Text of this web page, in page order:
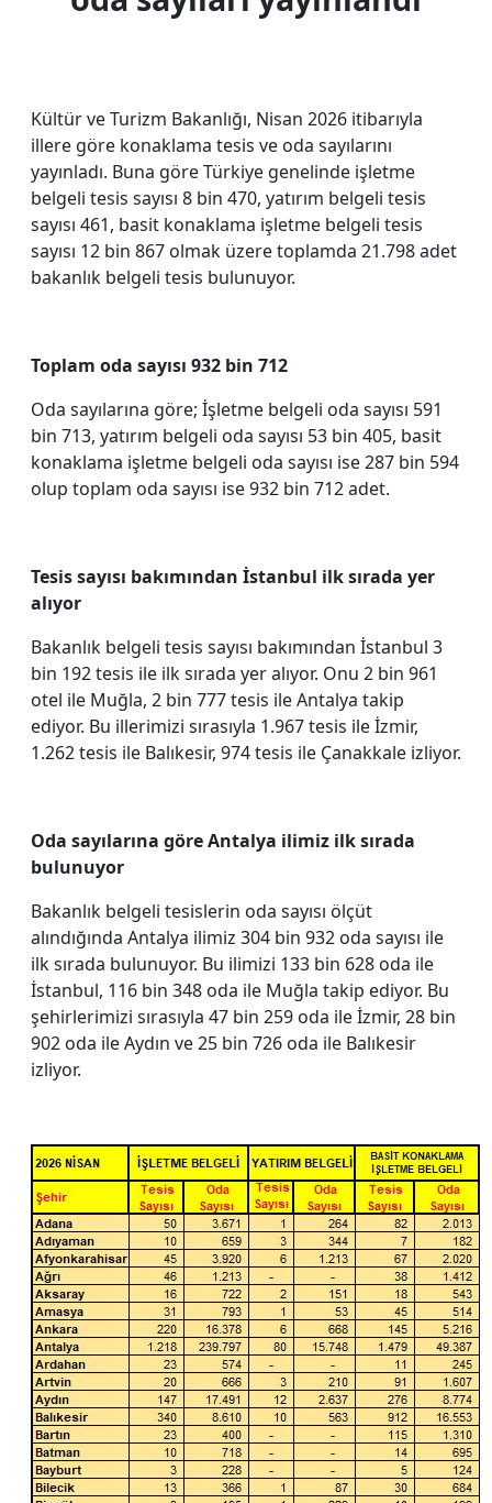
Kültür ve Turizm Bakanlığı, Nisan 2026 itibarıyla
illere göre konaklama tesis ve oda sayılarını
yayınladı. Buna göre Türkiye genelinde işletme
belgeli tesis sayısı 8 bin 470, yatırım belgeli tesis
sayısı 461, basit konaklama işletme belgeli tesis
sayısı 12 bin 867 olmak üzere toplamda 21.798 adet
bakanlık belgeli tesis bulunuyor.
Toplam oda sayısı 932 bin 712
Oda sayılarına göre; İşletme belgeli oda sayısı 591
bin 713, yatırım belgeli oda sayısı 53 bin 405, basit
konaklama işletme belgeli oda sayısı ise 287 bin 594
olup toplam oda sayısı ise 932 bin 712 adet.
Tesis sayısı bakımından İstanbul ilk sırada yer
alıyor
Bakanlık belgeli tesis sayısı bakımından İstanbul 3
bin 192 tesis ile ilk sırada yer alıyor. Onu 2 bin 961
otel ile Muğla, 2 bin 777 tesis ile Antalya takip
ediyor. Bu illerimizi sırasıyla 1.967 tesis ile İzmir,
1.262 tesis ile Balıkesir, 974 tesis ile Çanakkale izliyor.
Oda sayılarına göre Antalya ilimiz ilk sırada
bulunuyor
Bakanlık belgeli tesislerin oda sayısı ölçüt
alındığında Antalya ilimiz 304 bin 932 oda sayısı ile
ilk sırada bulunuyor. Bu ilimizi 133 bin 628 oda ile
İstanbul, 116 bin 348 oda ile Muğla takip ediyor. Bu
şehirlerimizi sırasıyla 47 bin 259 oda ile İzmir, 28 bin
902 oda ile Aydın ve 25 bin 726 oda ile Balıkesir
izliyor.